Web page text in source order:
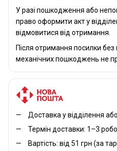
У разі пошкодження або
право оформити акт у
відмовитися від отримання.
Після отримання посилки без
механічних пошкоджень не
Доставка у відділення
Термін доставки: 1–3
Вартість: від 51 грн (за